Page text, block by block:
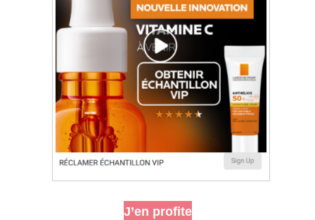
J’en profite